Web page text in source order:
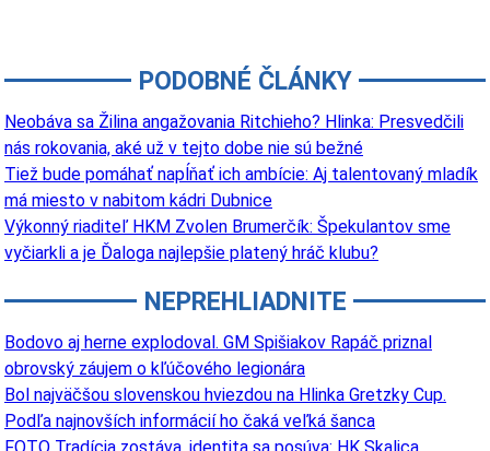
PODOBNÉ ČLÁNKY
Neobáva sa Žilina angažovania Ritchieho? Hlinka: Presvedčili
nás rokovania, aké už v tejto dobe nie sú bežné
Tiež bude pomáhať napĺňať ich ambície: Aj talentovaný mladík
má miesto v nabitom kádri Dubnice
Výkonný riaditeľ HKM Zvolen Brumerčík: Špekulantov sme
vyčiarkli a je Ďaloga najlepšie platený hráč klubu?
NEPREHLIADNITE
Bodovo aj herne explodoval. GM Spišiakov Rapáč priznal
obrovský záujem o kľúčového legionára
Bol najväčšou slovenskou hviezdou na Hlinka Gretzky Cup.
Podľa najnovších informácií ho čaká veľká šanca